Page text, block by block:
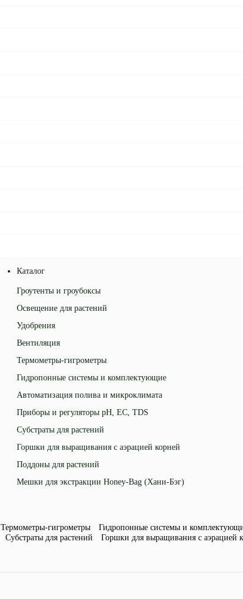
Каталог
Гроутенты и гроубоксы
Освещение для растений
Удобрения
Вентиляция
Термометры-гигрометры
Гидропонные системы и комплектующие
Автоматизация полива и микроклимата
Приборы и регуляторы рН, EC, TDS
Субстраты для растений
Горшки для выращивания с аэрацией корней
Поддоны для растений
Мешки для экстракции Honey-Bag (Хани-Бэг)
Термометры-гигрометры
Гидропонные системы и
Субстраты для растений Горшки для выращивания с аэрацией